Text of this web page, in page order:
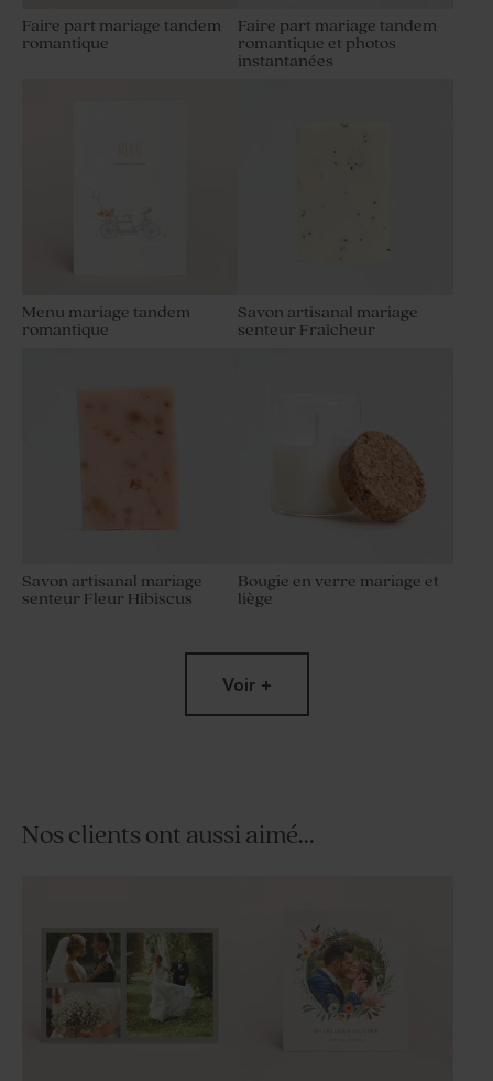
Faire part mariage tandem
romantique
Faire part mariage tandem
romantique et photos
instantanées
Menu mariage tandem
romantique
Savon artisanal mariage
senteur Fraîcheur
Savon artisanal mariage
senteur Fleur Hibiscus
Bougie en verre mariage et
liège
Voir +
Nos clients ont aussi aimé...